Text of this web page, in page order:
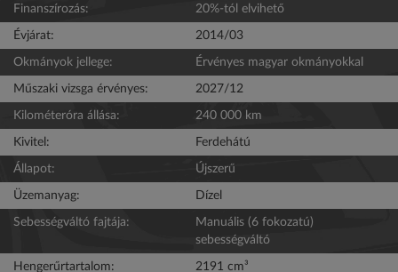
Finanszírozás: 20%-tól elvihető
Évjárat: 2014/03
Okmányok jellege: Érvényes magyar okmányokkal
Műszaki vizsga érvényes: 2027/12
Kilométeróra állása: 240 000 km
Kivitel: Ferdehátú
Állapot: Újszerű
Üzemanyag: Dízel
Sebességváltó fajtája:
Manuális (6 fokozatú)
sebességváltó
Hengerűrtartalom: 2191 cm³